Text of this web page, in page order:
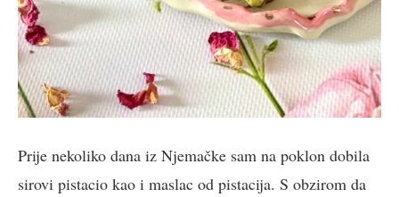
Prije nekoliko dana iz Njemačke sam na poklon dobila
sirovi pistacio kao i maslac od pistacija. S obzirom da